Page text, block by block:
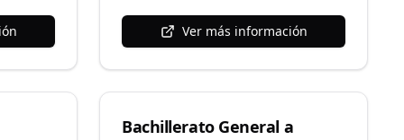
Ver más información
Bachillerato General a